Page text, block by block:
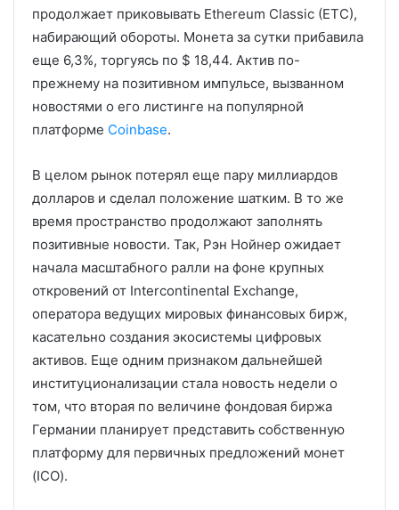
продолжает приковывать Ethereum Classic (ETC),
набирающий обороты. Монета за сутки прибавила
еще 6,3%, торгуясь по $ 18,44. Актив по-
прежнему на позитивном импульсе, вызванном
новостями о его листинге на популярной
платформе Coinbase.
В целом рынок потерял еще пару миллиардов
долларов и сделал положение шатким. В то же
время пространство продолжают заполнять
позитивные новости. Так, Рэн Нойнер ожидает
начала масштабного ралли на фоне крупных
откровений от Intercontinental Exchange,
оператора ведущих мировых финансовых бирж,
касательно создания экосистемы цифровых
активов. Еще одним признаком дальнейшей
институционализации стала новость недели о
том, что вторая по величине фондовая биржа
Германии планирует представить собственную
платформу для первичных предложений монет
(ICO).